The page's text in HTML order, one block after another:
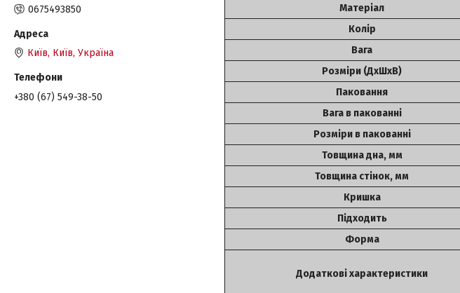
Матеріал
Колiр
Вага
Розміри (ДхШхВ)
Паковання
Вага в пакованні
Розміри в пакованні
Товщина дна, мм
Товщина стінок, мм
Кришка
Підходить
Форма
Додаткові характеристики
0675493850
Київ, Київ, Україна
+380 (67) 549-38-50